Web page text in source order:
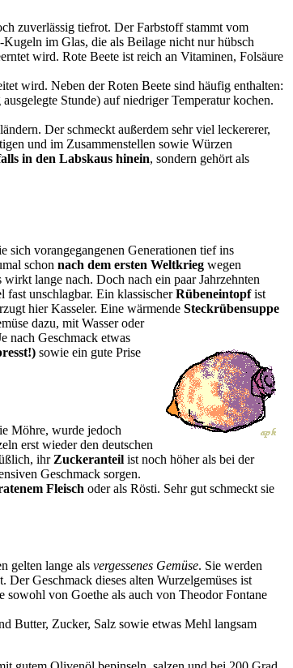
zuverlässig tiefrot. Der Farbstoff stammt vom
im Glas, die als Beilage nicht nur hübsch
wird. Rote Beete ist reich an Vitaminen, Folsäure
wird. Neben der Roten Beete sind häufig enthalten:
Stunde) auf niedriger Temperatur kochen.
Der schmeckt außerdem sehr viel leckererer,
und im Zusammenstellen sowie Würzen
in den Labskaus hinein, sondern gehört als
sich vorangegangenen Generationen tief ins
schon nach dem ersten Weltkrieg wegen
lange nach. Doch nach ein paar Jahrzehnten
fast unschlagbar. Ein klassischerRübeneintopfist
hier Kasseler. Eine wärmende Steckrübensuppe
dazu, mit Wasser oder
nach Geschmack etwas
sowie ein gute Prise
Möhre, wurde jedoch
erst wieder den deutschen
ihr Zuckeranteil ist noch höher als bei der
Geschmack sorgen.
Fleisch oder als Rösti. Sehr gut schmeckt sie
gelten lange als vergessenes Gemüse. Sie werden
Geschmack dieses alten Wurzelgemüses ist
sowohl von Goethe als auch von Theodor Fontane
Butter, Zucker, Salz sowie etwas Mehl langsam